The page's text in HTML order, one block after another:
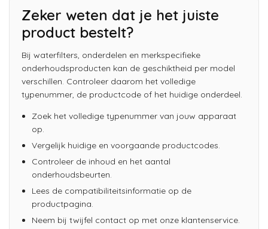
Zeker weten dat je het juiste
product bestelt?
Bij waterfilters, onderdelen en merkspecifieke
onderhoudsproducten kan de geschiktheid per model
verschillen. Controleer daarom het volledige
typenummer, de productcode of het huidige onderdeel.
Zoek het volledige typenummer van jouw apparaat
op.
Vergelijk huidige en voorgaande productcodes.
Controleer de inhoud en het aantal
onderhoudsbeurten.
Lees de compatibiliteitsinformatie op de
productpagina.
Neem bij twijfel contact op met onze klantenservice.